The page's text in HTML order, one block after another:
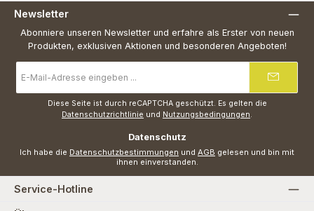
Newsletter
Abonniere unseren Newsletter und erfahre als Erster von neuen
Produkten, exklusiven Aktionen und besonderen Angeboten!
Mail-
Adresse
Diese Seite ist durch reCAPTCHA geschützt. Es gelten die
Datenschutzrichtlinie und Nutzungsbedingungen
Datenschutz
Ich habe die Datenschutzbestimmungen und AGB gelesen und bin mit
ihnen einverstanden.
Service-Hotline